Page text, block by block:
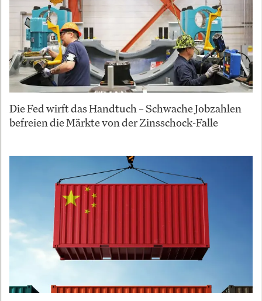
Die Fed wirft das Handtuch – Schwache Jobzahlen
befreien die Märkte von der Zinsschock-Falle